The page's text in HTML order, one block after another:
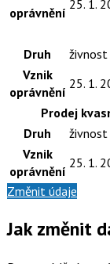
oprávnění
25. 1.
Druh
živnost
Vznik
oprávnění
25. 1.
Prodej
Druh
živnost
Vznik
oprávnění
25. 1.
Změnit údaje
Jak změnit